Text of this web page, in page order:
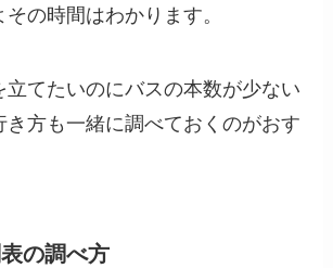
の時間はわかります。
立てたいのにバスの本数が少ない
き方も一緒に調べておくのがおす
の調べ方